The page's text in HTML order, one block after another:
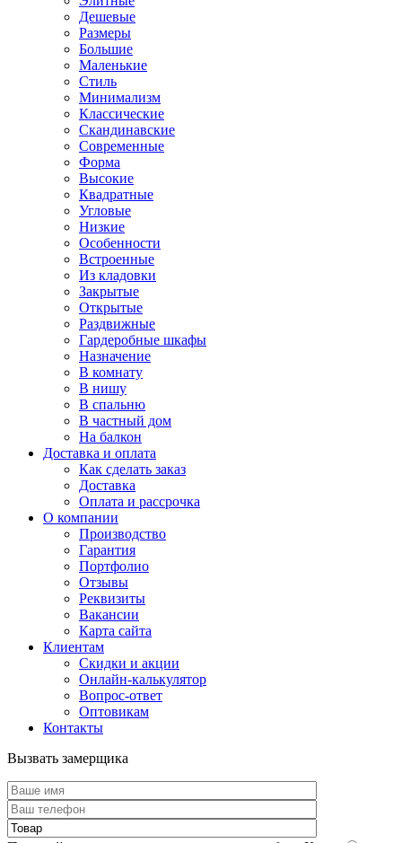
Дешевые
Размеры
Большие
Маленькие
Стиль
Минимализм
Классические
Скандинавские
Современные
Форма
Высокие
Квадратные
Угловые
Низкие
Особенности
Встроенные
Из кладовки
Закрытые
Открытые
Раздвижные
Гардеробные шкафы
Назначение
В комнату
В нишу
В спальню
В частный дом
На балкон
Доставка и оплата
Как сделать заказ
Доставка
Оплата и рассрочка
О компании
Производство
Гарантия
Портфолио
Отзывы
Реквизиты
Вакансии
Карта сайта
Клиентам
Скидки и акции
Онлайн-калькулятор
Вопрос-ответ
Оптовикам
Контакты
Вызвать замерщика